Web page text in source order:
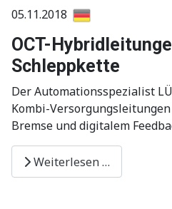
05.11.2018
OCT-
Schleppkette
Der Automationsspezialist
Kombi-
Bremse und digitalem
Weiterlesen …